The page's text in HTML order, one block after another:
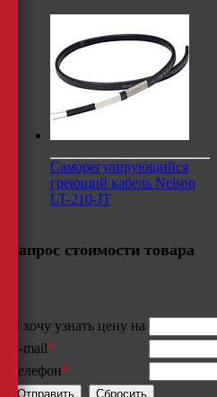
Саморегулирующийся
греющий кабель Nelson
LT-210-JT
Запрос стоимости товара
Я хочу узнать цену на
E-mail*
Телефон*